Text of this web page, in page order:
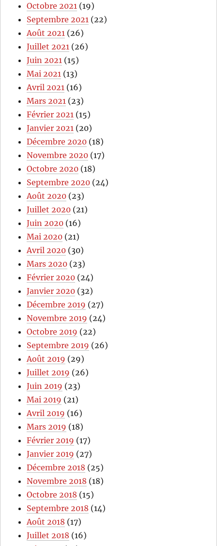
Octobre 2021 (19)
Septembre 2021 (22)
Août 2021 (26)
Juillet 2021 (26)
Juin 2021 (15)
Mai 2021 (13)
Avril 2021 (16)
Mars 2021 (23)
Février 2021 (15)
Janvier 2021 (20)
Décembre 2020 (18)
Novembre 2020 (17)
Octobre 2020 (18)
Septembre 2020 (24)
Août 2020 (23)
Juillet 2020 (21)
Juin 2020 (16)
Mai 2020 (21)
Avril 2020 (30)
Mars 2020 (23)
Février 2020 (24)
Janvier 2020 (32)
Décembre 2019 (27)
Novembre 2019 (24)
Octobre 2019 (22)
Septembre 2019 (26)
Août 2019 (29)
Juillet 2019 (26)
Juin 2019 (23)
Mai 2019 (21)
Avril 2019 (16)
Mars 2019 (18)
Février 2019 (17)
Janvier 2019 (27)
Décembre 2018 (25)
Novembre 2018 (18)
Octobre 2018 (15)
Septembre 2018 (14)
Août 2018 (17)
Juillet 2018 (16)